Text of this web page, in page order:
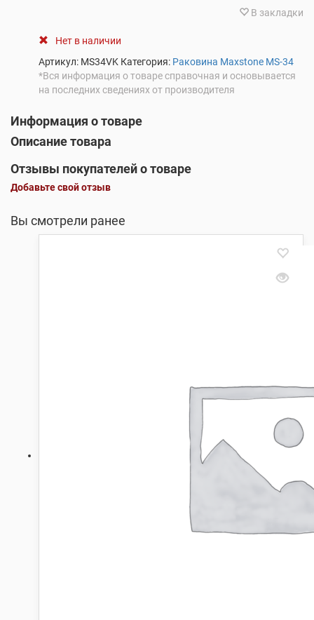
В закладки
Нет в наличии
Артикул: MS34VK Категория: Раковина Maxstone MS-34
*Вся информация о товаре справочная и основывается
на последних сведениях от производителя
Информация о товаре
Описание товара
Отзывы покупателей о товаре
Добавьте свой отзыв
Вы смотрели ранее